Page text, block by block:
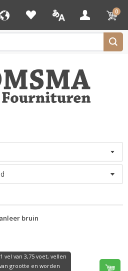
0
bruin
vel van 3,75 voet, vellen
grootte en worden